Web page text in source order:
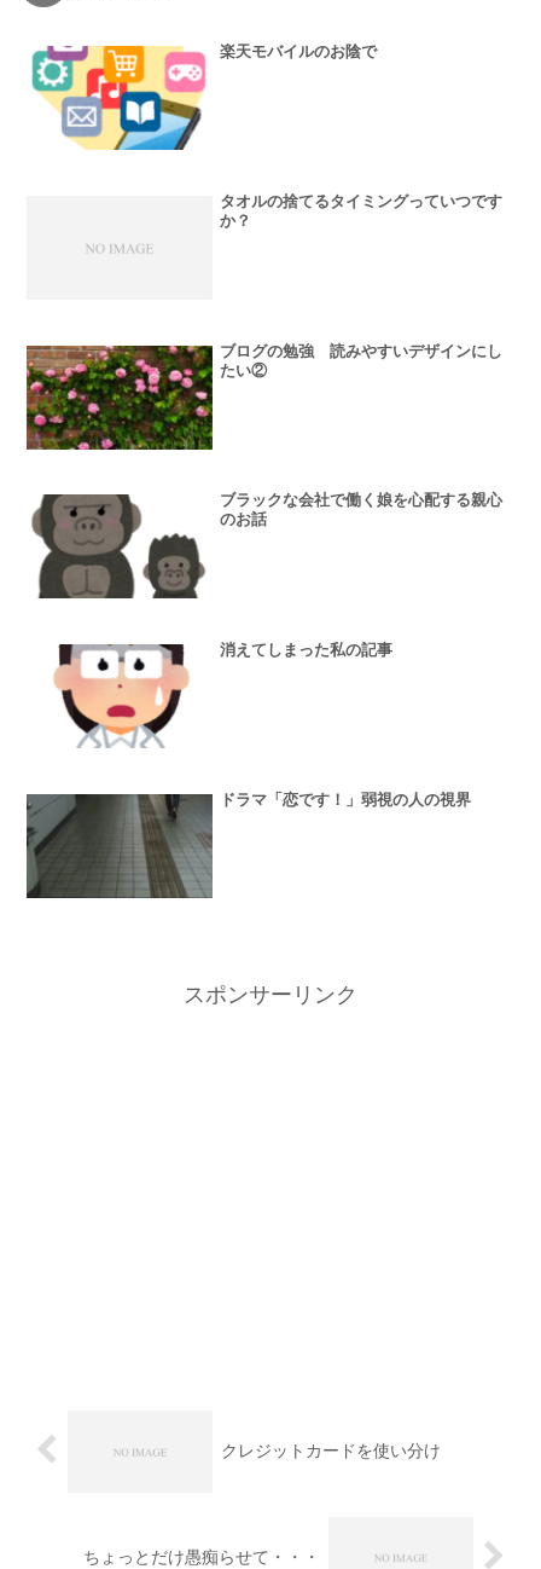
楽天モバイルのお陰で
タオルの捨てるタイミングっていつです
か？
ブログの勉強 読みやすいデザインにし
たい②
ブラックな会社で働く娘を心配する親心
のお話
消えてしまった私の記事
ドラマ「恋です！」弱視の人の視界
スポンサーリンク
クレジットカードを使い分け
ちょっとだけ愚痴らせて・・・